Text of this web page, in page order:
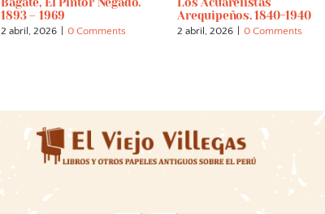
Bagate, El Pintor Negado.
1893 – 1969
2 abril, 2026 0 Comments
Los Acuarelistas
Arequipeños. 1840-1940
2 abril, 2026 0 Comments